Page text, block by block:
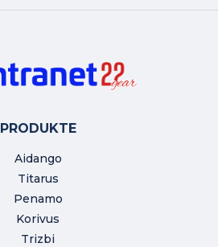
PRODUKTE
Aidango
Titarus
Penamo
Korivus
Trizbi